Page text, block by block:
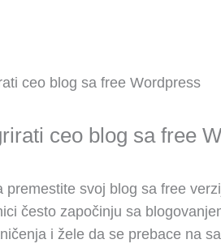
ceo blog sa free
premestite svoj blog sa free
često započinju sa
i žele da se prebace na